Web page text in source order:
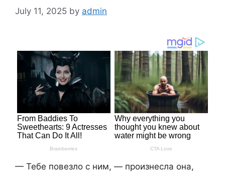
July 11, 2025 by admin
— Тебе повезло с ним, — произнесла она,